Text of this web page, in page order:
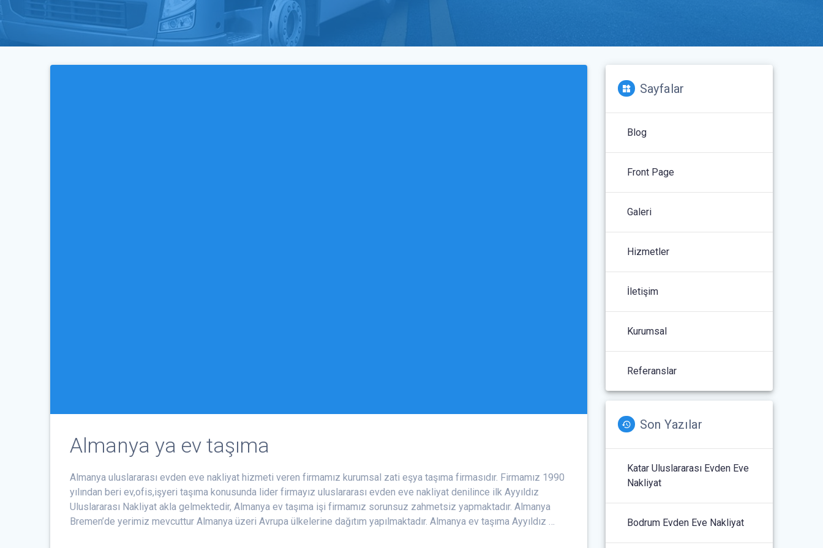
Almanya ya ev taşıma
Almanya uluslararası evden eve nakliyat hizmeti veren firmamız kurumsal zati eşya taşıma firmasıdır. Firmamız 1990
yılından beri ev,ofis,işyeri taşıma konusunda lider firmayız uluslararası evden eve nakliyat denilince ilk Ayyıldız
Uluslararası Nakliyat akla gelmektedir, Almanya ev taşıma işi firmamız sorunsuz zahmetsiz yapmaktadır. Almanya
Bremen’de yerimiz mevcuttur Almanya üzeri Avrupa ülkelerine dağıtım yapılmaktadır. Almanya ev taşıma Ayyıldız …
Sayfalar
Blog
Front Page
Galeri
Hizmetler
İletişim
Kurumsal
Referanslar
Son Yazılar
Katar Uluslararası Evden Eve
Nakliyat
Bodrum Evden Eve Nakliyat